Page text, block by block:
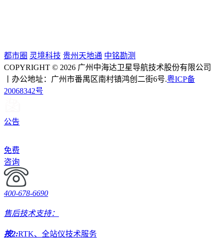
都市圈 灵境科技 贵州天地通 中铭勘测
COPYRIGHT © 2026 广州中海达卫星导航技术股份有限公司
丨办公地址：广州市番禺区南村镇鸿创二街6号.粤ICP备
20068342号
公告
免费
咨询
400-678-6690
售后技术支持：
按2:RTK、全站仪技术服务